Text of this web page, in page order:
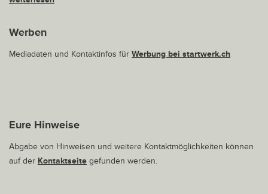
Werben
Mediadaten und Kontaktinfos für Werbung bei startwerk.ch
Eure Hinweise
Abgabe von Hinweisen und weitere Kontaktmöglichkeiten können
auf der Kontaktseite gefunden werden.